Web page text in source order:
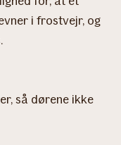
i frostvejr, og
så dørene ikke